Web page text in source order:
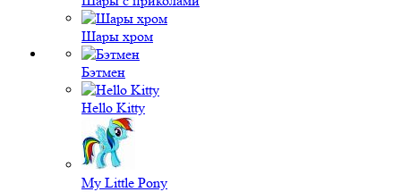
Шары хром
Бэтмен
Hello Kitty
My Little Pony